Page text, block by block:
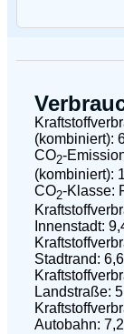
(kombiniert):
CO2-
(kombiniert):
CO2-Klasse:
Innenstadt:
Stadtrand:
Landstraße:
Autobahn: